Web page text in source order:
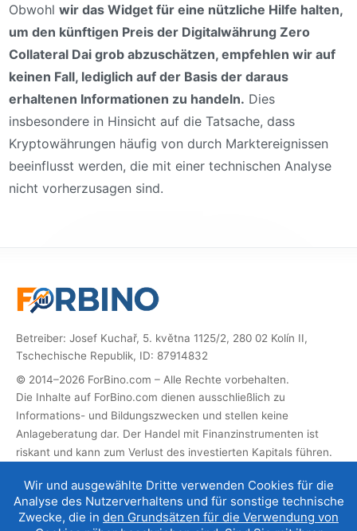
Obwohl wir das Widget für eine nützliche Hilfe halten,
um den künftigen Preis der Digitalwährung Zero
Collateral Dai grob abzuschätzen, empfehlen wir auf
keinen Fall, lediglich auf der Basis der daraus
erhaltenen Informationen zu handeln. Dies
insbesondere in Hinsicht auf die Tatsache, dass
Kryptowährungen häufig von durch Marktereignissen
beeinflusst werden, die mit einer technischen Analyse
nicht vorherzusagen sind.
Betreiber: Josef Kuchař, 5. května 1125/2, 280 02 Kolín II,
Tschechische Republik, ID: 87914832
© 2014–2026 ForBino.com – Alle Rechte vorbehalten.
Die Inhalte auf ForBino.com dienen ausschließlich zu
Informations- und Bildungszwecken und stellen keine
Anlageberatung dar. Der Handel mit Finanzinstrumenten ist
riskant und kann zum Verlust des investierten Kapitals führen.
über diese registrieren, erhalten wir eine Provision, mit der wir
die Website betreiben und weiterentwickeln können. Dies hat
keinen Einfluss auf den Preis der Dienstleistung für Sie, und die
Wir und ausgewählte Dritte verwenden Cookies für die
Analyse des Nutzerverhaltens und für sonstige technische
Zwecke, die in den Grundsätzen für die Verwendung von